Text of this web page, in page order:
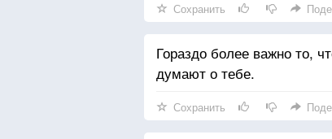
Сохранить
Гораздо более важно то,
думают о тебе.
Сохранить